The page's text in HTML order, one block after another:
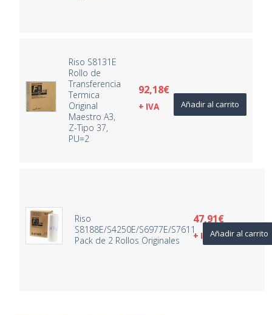
Riso S8131E
Rollo de
Transferencia
Termica
Original
Maestro A3,
Z-Tipo 37,
PU=2
92,18€
+ IVA Añadir al carrito
Riso
S8188E/S4250E/S6977E/S7611
Pack de 2 Rollos Originales
47,91€
+ IVAAñadir al carrito